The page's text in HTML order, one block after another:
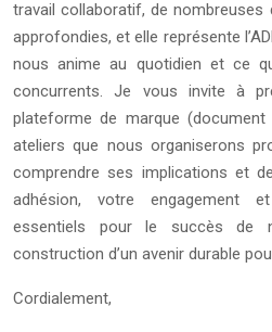
travail collaboratif, de
approfondies, et elle représente
nous anime au quotidien et ce
concurrents. Je vous invite à
plateforme de marque
ateliers que nous organiserons
comprendre ses implications et
adhésion, votre engagement
essentiels pour le succès de
construction d’un avenir durable
Cordialement,